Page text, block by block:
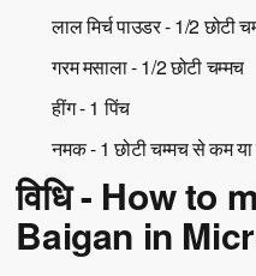
लाल मिर्च पाउडर - 1/2 छोटी
गरम मसाला - 1/2 छोटी चम्मच
हींग - 1 पिंच
नमक - 1 छोटी चम्मच से कम या
विधि - How to
Baigan in